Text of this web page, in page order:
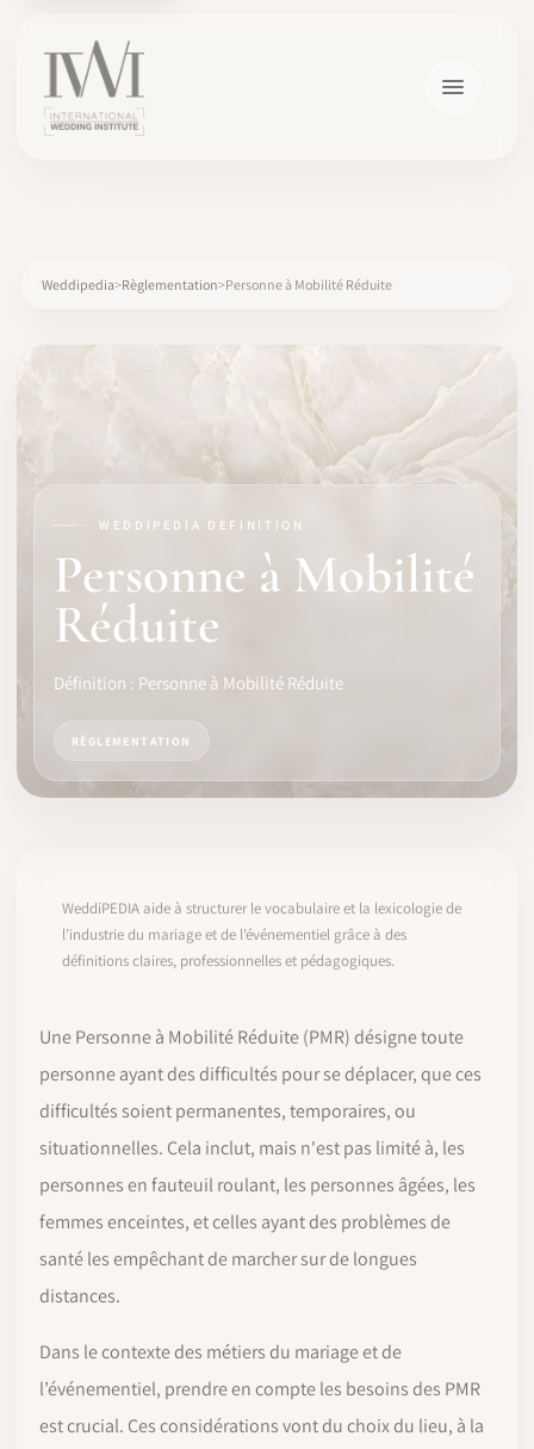
FORMATION
LOGICIEL
IDENTITÉ PRO
COMMENCER
Weddipedia Règlementation Personne à Mobilité Réduite
WEDDIPEDIA DEFINITION
Personne à Mobilité
Réduite
Définition : Personne à Mobilité Réduite
RÈGLEMENTATION
WeddiPEDIA aide à structurer le vocabulaire et la lexicologie de
l’industrie du mariage et de l’événementiel grâce à des
définitions claires, professionnelles et pédagogiques.
Une Personne à Mobilité Réduite (PMR) désigne toute
personne ayant des difficultés pour se déplacer, que ces
difficultés soient permanentes, temporaires, ou
situationnelles. Cela inclut, mais n'est pas limité à, les
personnes en fauteuil roulant, les personnes âgées, les
femmes enceintes, et celles ayant des problèmes de
santé les empêchant de marcher sur de longues
distances.
Dans le contexte des métiers du mariage et de
l’événementiel, prendre en compte les besoins des PMR
est crucial. Ces considérations vont du choix du lieu, à la